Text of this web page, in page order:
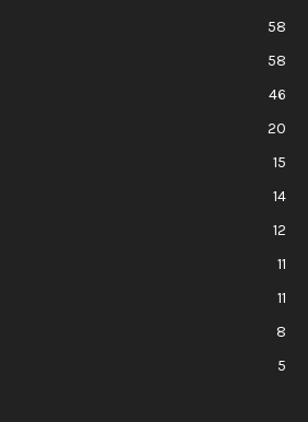
58
58
46
20
15
14
12
11
11
8
5